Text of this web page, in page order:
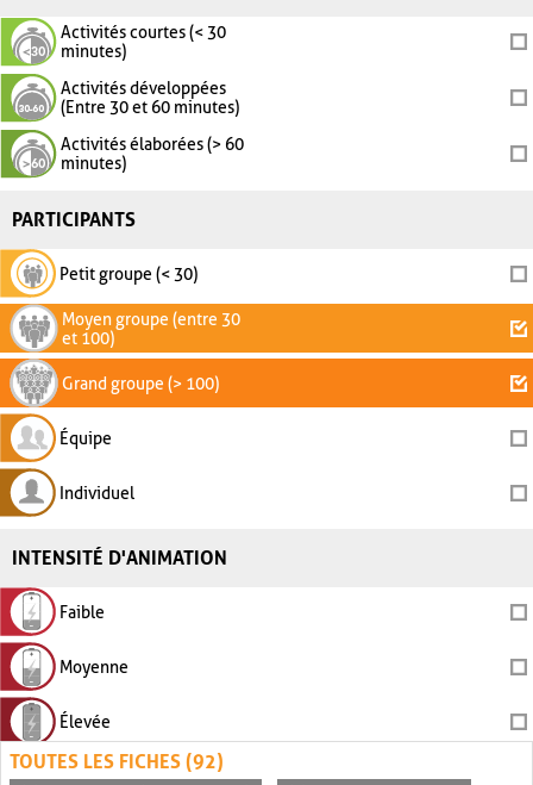
Activités courtes (< 30
minutes)
Activités développées
(Entre 30 et 60 minutes)
Activités élaborées (> 60
minutes)
PARTICIPANTS
Petit groupe (< 30)
Moyen groupe (entre 30
et 100)
Grand groupe (> 100)
Équipe
Individuel
INTENSITÉ D'ANIMATION
Faible
Moyenne
Élevée
TOUTES LES FICHES (92)